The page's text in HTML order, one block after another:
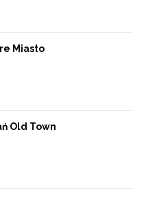
Miasto
Old Town